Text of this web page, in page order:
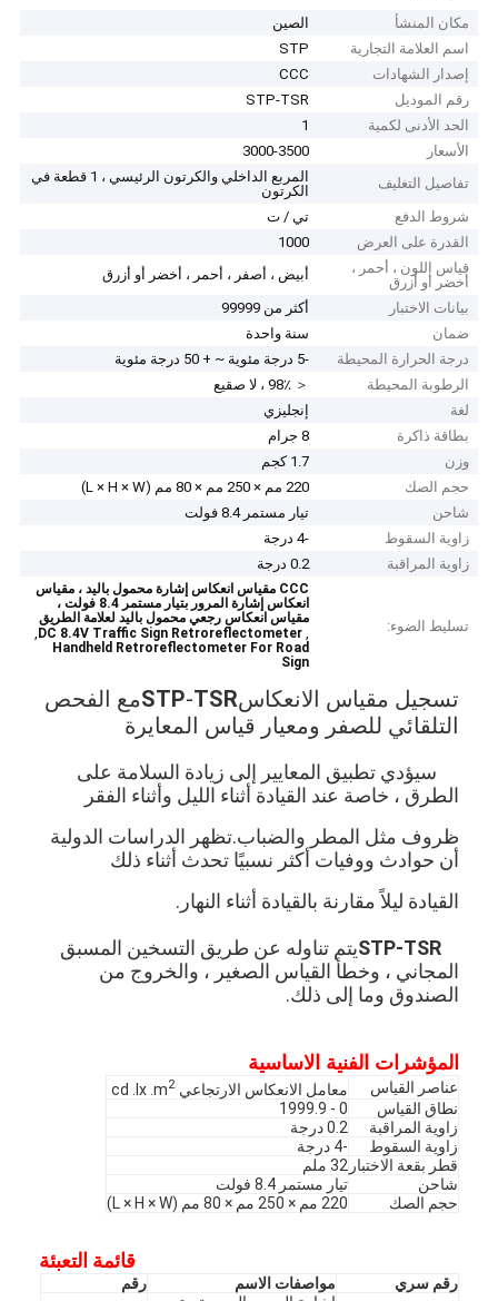
مكان المنشأ
الصين
اسم العلامة التجارية
STP
إصدار الشهادات
CCC
رقم الموديل
STP-TSR
الحد الأدنى لكمية
1
الأسعار
3000-3500
تفاصيل التغليف
المربع الداخلي والكرتون الرئيسي ، 1 قطعة في
الكرتون
شروط الدفع
تي / ت
القدرة على العرض
1000
قياس اللون ، أحمر ،
أخضر أو ​​أزرق
أبيض ، أصفر ، أحمر ، أخضر أو ​​أزرق
بيانات الاختبار
أكثر من 99999
ضمان
سنة واحدة
درجة الحرارة المحيطة
-5 درجة مئوية ~ + 50 درجة مئوية
الرطوبة المحيطة
＜ 98٪ ، لا صقيع
لغة
إنجليزي
بطاقة ذاكرة
8 جرام
وزن
1.7 كجم
حجم الصك
220 مم × 250 مم × 80 مم (L × H × W)
شاحن
تيار مستمر 8.4 فولت
زاوية السقوط
-4 درجة
زاوية المراقبة
0.2 درجة
تسليط الضوء:
CCC مقياس انعكاس إشارة محمول باليد ، مقياس
انعكاس إشارة المرور بتيار مستمر 8.4 فولت ،
مقياس انعكاس رجعي محمول باليد لعلامة الطريق
,
DC 8.4V Traffic Sign Retroreflectometer
,
Handheld Retroreflectometer For Road
Sign
تسجيل مقياس الانعكاس STP-TSR
مع الفحص
التلقائي للصفر ومعيار قياس المعايرة
سيؤدي تطبيق المعايير إلى زيادة السلامة على
الطرق ، خاصة عند القيادة أثناء الليل وأثناء الفقر
ظروف مثل المطر والضباب.تظهر الدراسات الدولية
أن حوادث ووفيات أكثر نسبيًا تحدث أثناء ذلك
القيادة ليلاً مقارنة بالقيادة أثناء النهار.
STP-TSR
يتم تناوله عن طريق التسخين المسبق
المجاني ، وخطأ القياس الصغير ، والخروج من
الصندوق وما إلى ذلك.
المؤشرات الفنية الاساسية
عناصر القياس معامل الانعكاس الارتجاعي cd .lx .m2
نطاق القياس
0 - 1999.9
زاوية المراقبة
0.2 درجة
زاوية السقوط
-4 درجة
قطر بقعة الاختبار 32 ملم
شاحن
تيار مستمر 8.4 فولت
حجم الصك
220 مم × 250 مم × 80 مم (L × H × W)
قائمة التعبئة
رقم سري مواصفات الاسم
رقم